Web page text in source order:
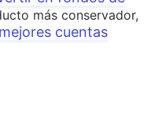
más conservador,
mejores cuentas